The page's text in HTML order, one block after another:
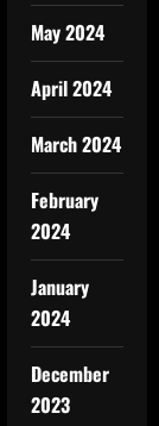
May 2024
April 2024
March 2024
February
2024
January
2024
December
2023